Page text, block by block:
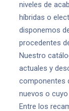
niveles de
híbridas o
disponemos
procedentes
Nuestro
actuales y
componentes
nuevos o
Entre los